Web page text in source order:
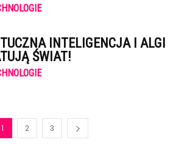
INTELIGENCJA I ALGI
ŚWIAT!
1 2 3